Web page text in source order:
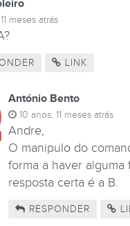
meses atrás
LINK
António Bento
10 anos, 11 meses atrás
Andre,
O manipulo do
forma a haver
resposta certa é a B.
RESPONDER